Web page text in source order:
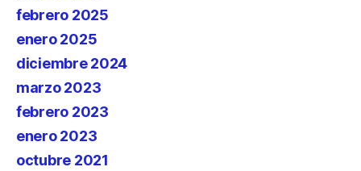
febrero 2025
enero 2025
diciembre 2024
marzo 2023
febrero 2023
enero 2023
octubre 2021